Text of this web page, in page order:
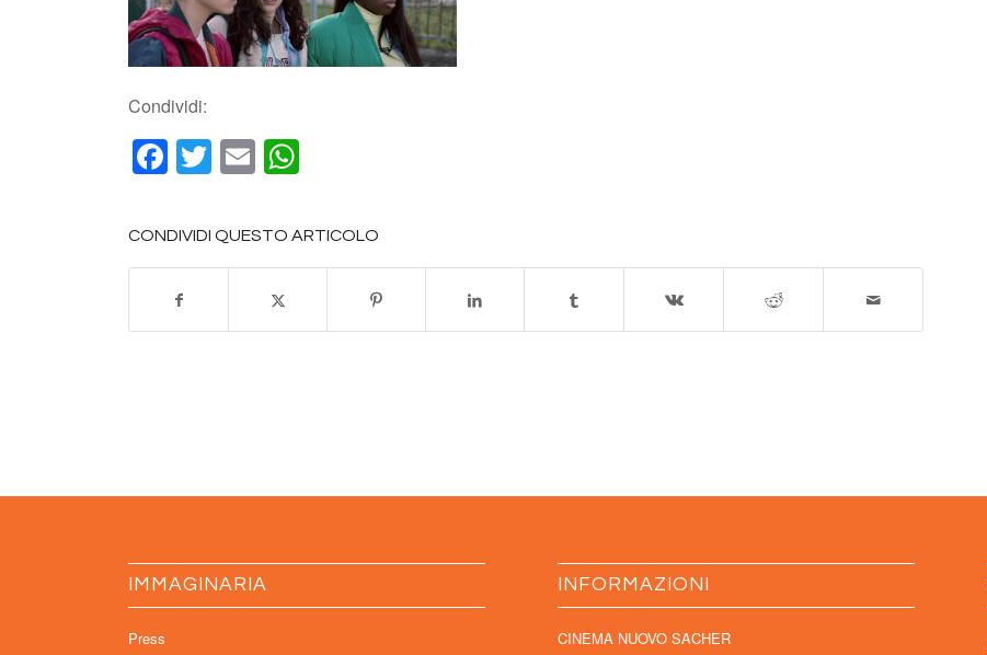
Condividi:
Facebook
Twitter
Email
CONDIVIDI QUESTO ARTICOLO
IMMAGINARIA
Press
INFORMAZIONI
CINEMA NUOVO SACHER